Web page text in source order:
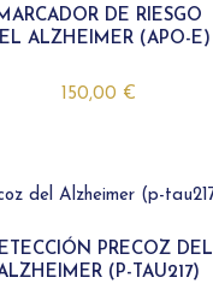
DE RIESGO
ALZHEIMER (APO-E)
150,00 €
PRECOZ DEL
(P-TAU217)